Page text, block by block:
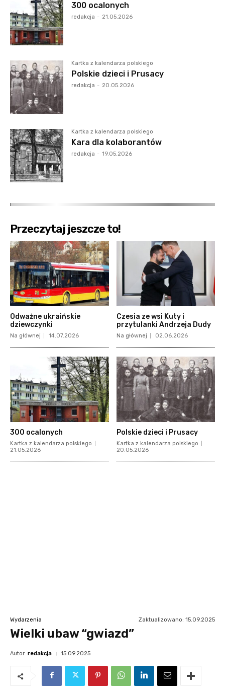
300 ocalonych
redakcja - 21.05.2026
Kartka z kalendarza polskiego
Polskie dzieci i Prusacy
redakcja - 20.05.2026
Kartka z kalendarza polskiego
Kara dla kolaborantów
redakcja - 19.05.2026
Przeczytaj jeszcze to!
Odważne ukraińskie
dziewczynki
Na głównej 14.07.2026
Czesia ze wsi Kuty i
przytulanki Andrzeja Dudy
Na głównej 02.06.2026
300 ocalonych
Kartka z kalendarza polskiego
21.05.2026
Polskie dzieci i Prusacy
Kartka z kalendarza polskiego
20.05.2026